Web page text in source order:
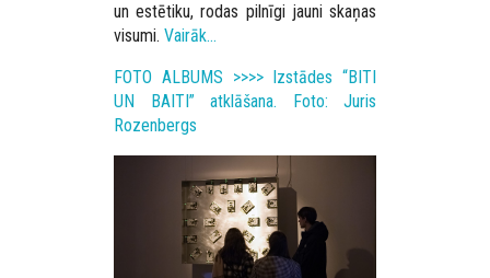
un estētiku, rodas pilnīgi jauni skaņas
visumi. Vairāk…
FOTO ALBUMS >>>> Izstādes “BITI
UN BAITI” atklāšana. Foto: Juris
Rozenbergs